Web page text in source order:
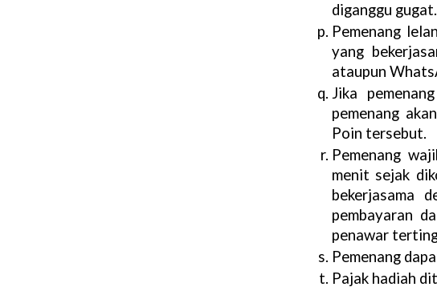
diganggu gugat.
Pemenang
yang
ataupun
Jika
pemenang
Poin tersebut.
Pemenang
menit sejak
bekerjasama
pembayaran
penawar
Pemenang
Pajak hadiah